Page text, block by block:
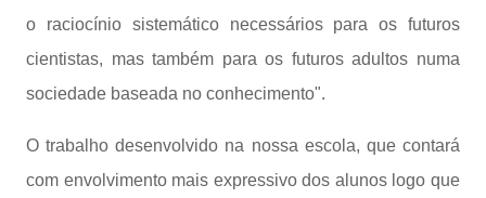
o raciocínio sistemático necessários para os futuros
cientistas, mas também para os futuros adultos numa
sociedade baseada no conhecimento".
O trabalho desenvolvido na nossa escola, que contará
com envolvimento mais expressivo dos alunos logo que